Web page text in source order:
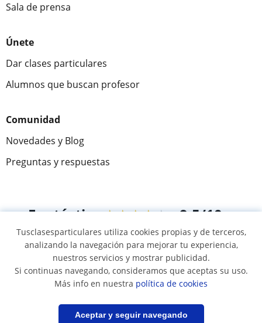
Filtrar
Sala de prensa
Únete
Dar clases particulares
Alumnos que buscan profesor
Comunidad
Novedades y Blog
Preguntas y respuestas
Fantástica★★★★★ 9,5/10
305915 opiniones de alumnos
© 2007 - 2026 Tusclasesparticulares.com.ec
Mapa web:Profesores particulares
Tusclasesparticulares utiliza cookies propias y de terceros,
analizando la navegación para mejorar tu experiencia,
nuestros servicios y mostrar publicidad.
Si continuas navegando, consideramos que aceptas su uso.
Más info en nuestra política de cookies
Aceptar y seguir navegando